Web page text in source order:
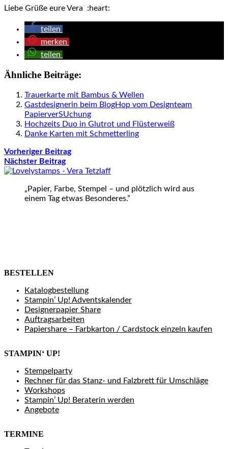
Liebe Grüße eure Vera :heart:
teilen
merken
teilen
Ähnliche Beiträge:
Trauerkarte mit Bambus & Wellen
Gastdesignerin beim BlogHop vom Designteam
PapierverSUchung
Hochzeits Duo in Glutrot und Flüsterweiß
Danke Karten mit Schmetterling
Vorheriger Beitrag
Nächster Beitrag
„Papier, Farbe, Stempel – und plötzlich wird aus
einem Tag etwas Besonderes.”
BESTELLEN
Katalogbestellung
Stampin’ Up! Adventskalender
Designerpapier Share
Auftragsarbeiten
Papiershare – Farbkarton / Cardstock einzeln kaufen
STAMPIN‘ UP!
Stempelparty
Rechner für das Stanz- und Falzbrett für Umschläge
Workshops
Stampin’ Up! Beraterin werden
Angebote
TERMINE